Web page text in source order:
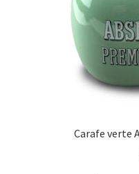
Carafe verte